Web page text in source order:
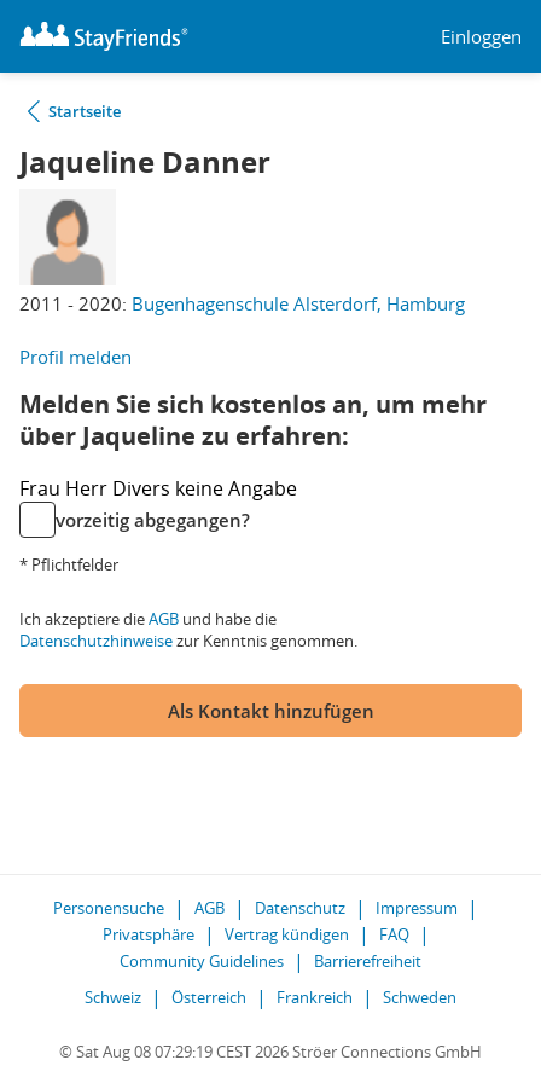
Einloggen
Startseite
Jaqueline Danner
2011 - 2020: Bugenhagenschule Alsterdorf, Hamburg
Profil melden
Melden Sie sich kostenlos an, um mehr
über Jaqueline zu erfahren:
Frau Herr Divers keine Angabe
vorzeitig abgegangen?
* Pflichtfelder
Ich akzeptiere dieAGB und habe die
Datenschutzhinweisezur Kenntnis genommen.
Als Kontakt hinzufügen
Personensuche AGB Datenschutz
Impressum
Privatsphäre
Vertrag kündigen
FAQ
Community Guidelines
Barrierefreiheit
Schweiz
Österreich Frankreich Schweden
© Sat Aug 08 07:29:19 CEST 2026 Ströer Connections GmbH